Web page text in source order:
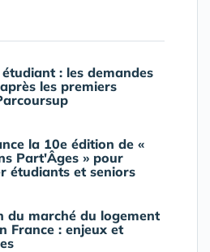
: les demandes
les premiers
la 10e édition de «
Part'Âges » pour
étudiants et seniors
du marché du logement
France : enjeux et